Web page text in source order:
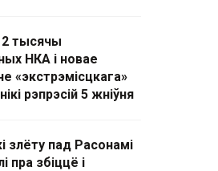
тысячы
НКА і новае
«экстрэмісцкага»
рэпрэсій 5 жніўня
злёту пад Расонамі
пра збіццё і